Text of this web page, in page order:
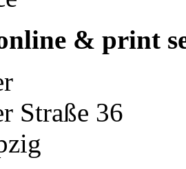
& print
Straße 36